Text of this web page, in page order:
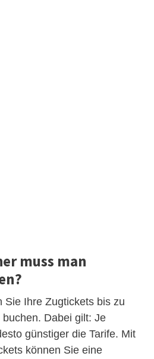
muss man
Sie Ihre Zugtickets bis zu
Dabei gilt: Je
günstiger die Tarife. Mit
können Sie eine